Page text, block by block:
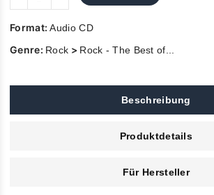
Format:Audio CD
Genre: Rock > Rock - The Best of...
Beschreibung
Produktdetails
Für Hersteller